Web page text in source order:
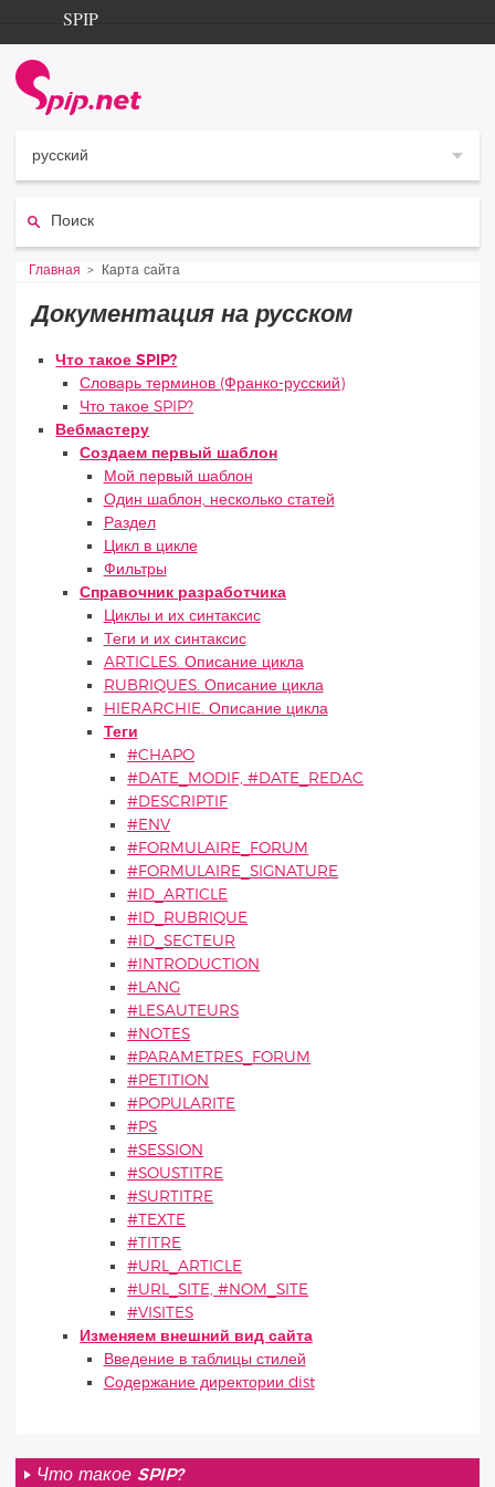
Aller au contenu
Aller à la navigation
SPIP
Documentation
Contribution
русский
Vous êtes ici :
Главная Карта сайта
Карта сайта
Документация на русском
Что такое SPIP?
Словарь терминов (Франко-русский)
Что такое SPIP?
Вебмастеру
Создаем первый шаблон
Мой первый шаблон
Один шаблон, несколько статей
Раздел
Цикл в цикле
Фильтры
Справочник разработчика
Циклы и их синтаксис
Теги и их синтаксис
ARTICLES. Описание цикла
RUBRIQUES. Описание цикла
HIERARCHIE. Описание цикла
Теги
#CHAPO
#DATE_MODIF, #DATE_REDAC
#DESCRIPTIF
#ENV
#FORMULAIRE_FORUM
#FORMULAIRE_SIGNATURE
#ID_ARTICLE
#ID_RUBRIQUE
#ID_SECTEUR
#INTRODUCTION
#LANG
#LESAUTEURS
#NOTES
#PARAMETRES_FORUM
#PETITION
#POPULARITE
#PS
#SESSION
#SOUSTITRE
#SURTITRE
#TEXTE
#TITRE
#URL_ARTICLE
#URL_SITE, #NOM_SITE
#VISITES
Изменяем внешний вид сайта
Введение в таблицы стилей
Содержание директории dist
Что такое SPIP?